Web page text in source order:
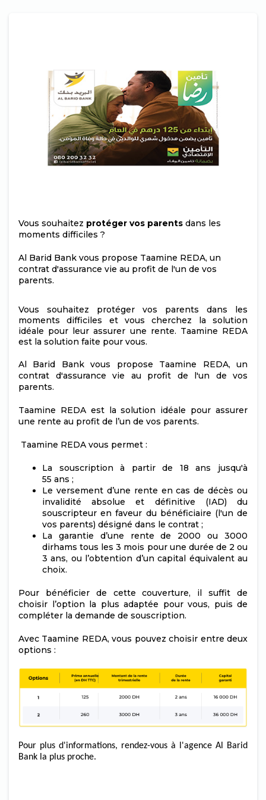
Vous souhaitez protéger vos parents dans les
moments difficiles ?
Al Barid Bank vous propose Taamine REDA, un
contrat d'assurance vie au profit de l'un de vos
parents.
Vous souhaitez protéger vos parents dans les
moments difficiles et vous cherchez la solution
idéale pour leur assurer une rente. Taamine REDA
est la solution faite pour vous.
Al Barid Bank vous propose Taamine REDA, un
contrat d'assurance vie au profit de l'un de vos
parents.
Taamine REDA est la solution idéale pour assurer
une rente au profit de l’un de vos parents.
Taamine REDA vous permet :
La souscription à partir de 18 ans jusqu'à
55 ans ;
Le versement d’une rente en cas de décès ou
invalidité absolue et définitive (IAD) du
souscripteur en faveur du bénéficiaire (l'un de
vos parents) désigné dans le contrat ;
La garantie d’une rente de 2000 ou 3000
dirhams tous les 3 mois pour une durée de 2 ou
3 ans, ou l’obtention d’un capital équivalent au
choix.
Pour bénéficier de cette couverture, il suffit de
choisir l’option la plus adaptée pour vous, puis de
compléter la demande de souscription.
Avec Taamine REDA, vous pouvez choisir entre deux
options :
Pour plus d'informations, rendez-vous à l'agence Al Barid
Bank la plus proche.